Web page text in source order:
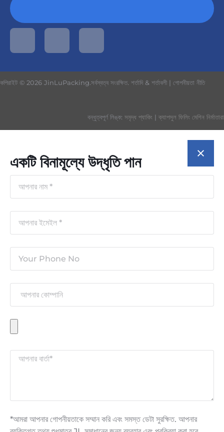
কপিরাইট © 2026 JinLuPacking.সর্বস্বত্ব সংরক্ষিত. শর্তাদি & শর্তাবলী | গোপনীয়তা নীতি
বন্ধুত্বপূর্ণ লিঙ্ক: সমৃদ্ধ প্যাকিং | ক্যাপসুল ফিলিং মেশিন নির্মাতারা
একটি বিনামূল্যে উদ্ধৃতি পান
*আমরা আপনার গোপনীয়তাকে সম্মান করি এবং সমস্ত ডেটা সুরক্ষিত. আপনার